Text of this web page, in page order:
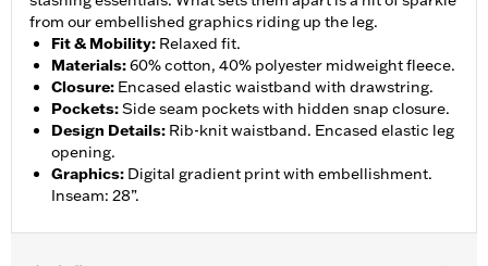
from our embellished graphics riding up the leg.
Fit & Mobility: Relaxed fit.
Materials:60% cotton, 40% polyester midweight fleece.
Closure: Encased elastic waistband with drawstring.
Pockets:Side seam pockets with hidden snap closure.
Design Details: Rib-knit waistband. Encased elastic leg
opening.
Graphics: Digital gradient print with embellishment.
Inseam: 28”.